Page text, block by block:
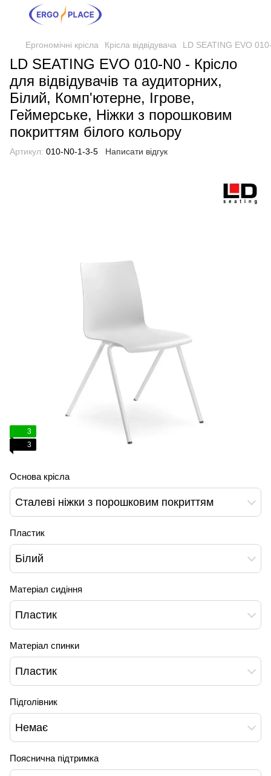
Ергономічні крісла Крісла відвідувача LD SEATING EVO
LD SEATING EVO 010-N0 - Крісло
для відвідувачів та аудиторних,
Білий, Комп'ютерне, Ігрове,
Геймерське, Ніжки з порошковим
покриттям білого кольору
Артикул: 010-N0-1-3-5 Написати відгук
3
3
Основа крісла
Сталеві ніжки з порошковим покриттям
Пластик
Білий
Матеріал сидіння
Пластик
Матеріал спинки
Пластик
Підголівник
Немає
Пояснична підтримка